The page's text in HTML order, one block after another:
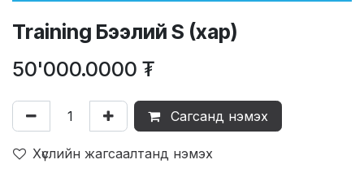
Training Бээлий S (хар)
50'000.0000 ₮
Сагсанд нэмэх
Хүслийн жагсаалтанд нэмэх